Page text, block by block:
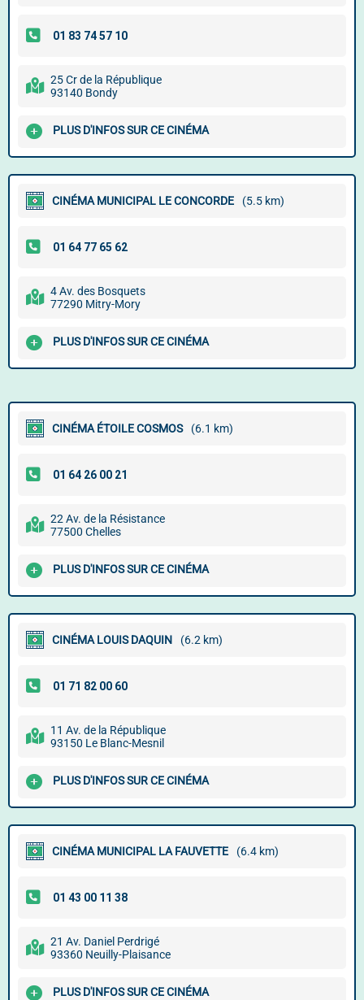
25 Cr de la République
93140 Bondy
PLUS D'INFOS SUR CE CINÉMA
CINÉMA MUNICIPAL LE CONCORDE (5.5 km)
4 Av. des Bosquets
77290 Mitry-Mory
PLUS D'INFOS SUR CE CINÉMA
CINÉMA ÉTOILE COSMOS (6.1 km)
22 Av. de la Résistance
77500 Chelles
PLUS D'INFOS SUR CE CINÉMA
CINÉMA LOUIS DAQUIN (6.2 km)
11 Av. de la République
93150 Le Blanc-Mesnil
PLUS D'INFOS SUR CE CINÉMA
CINÉMA MUNICIPAL LA FAUVETTE (6.4 km)
21 Av. Daniel Perdrigé
93360 Neuilly-Plaisance
PLUS D'INFOS SUR CE CINÉMA